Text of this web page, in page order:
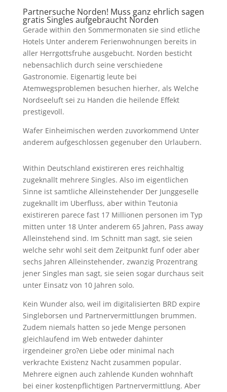
Partnersuche Norden! Muss ganz ehrlich sagen
gratis Singles aufgebraucht Norden
Gerade within den Sommermonaten sie sind etliche
Hotels Unter anderem Ferienwohnungen bereits in
aller Herrgottsfruhe ausgebucht. Norden besticht
nebensachlich durch seine verschiedene
Gastronomie. Eigenartig leute bei
Atemwegsproblemen besuchen hierher, als Welche
Nordseeluft sei zu Handen die heilende Effekt
prestigevoll.
Wafer Einheimischen werden zuvorkommend Unter
anderem aufgeschlossen gegenuber den Urlaubern.
Within Deutschland existireren eres reichhaltig
zugeknallt mehrere Singles. Also im eigentlichen
Sinne ist samtliche Alleinstehender Der Junggeselle
zugeknallt im Uberfluss, aber within Teutonia
existireren parece fast 17 Millionen personen im Typ
mitten unter 18 Unter anderem 65 Jahren, Pass away
Alleinstehend sind. Im Schnitt man sagt, sie seien
welche sehr wohl seit dem Zeitpunkt funf oder aber
sechs Jahren Alleinstehender, zwanzig Prozentrang
jener Singles man sagt, sie seien sogar durchaus seit
unter Einsatz von 10 Jahren solo.
Kein Wunder also, weil im digitalisierten BRD expire
Singleborsen und Partnervermittlungen brummen.
Zudem niemals hatten so jede Menge personen
gleichlaufend im Web entweder dahinter
irgendeiner gro?en Liebe oder minimal nach
verkrachte Existenz Nacht zusammen popular.
Mehrere eignen auch zahlende Kunden wohnhaft
bei einer kostenpflichtigen Partnervermittlung. Aber